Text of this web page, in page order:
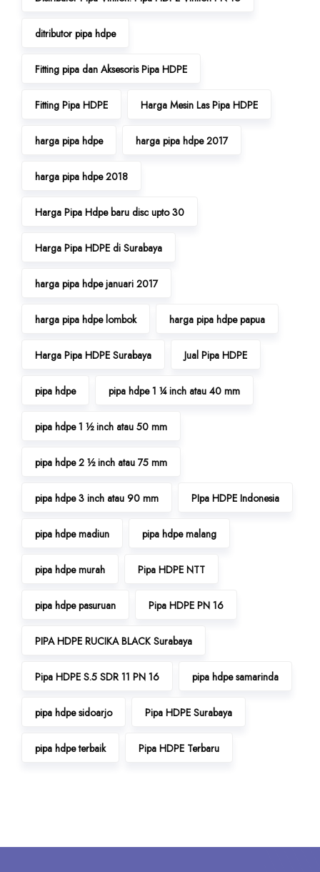
ditributor pipa hdpe
Fitting pipa dan Aksesoris Pipa HDPE
Fitting Pipa HDPE Harga Mesin Las Pipa HDPE
harga pipa hdpe harga pipa hdpe 2017
harga pipa hdpe 2018
Harga Pipa Hdpe baru disc upto 30
Harga Pipa HDPE di Surabaya
harga pipa hdpe januari 2017
harga pipa hdpe lombok harga pipa hdpe papua
Harga Pipa HDPE Surabaya Jual Pipa HDPE
pipa hdpe pipa hdpe 1 ¼ inch atau 40 mm
pipa hdpe 1 ½ inch atau 50 mm
pipa hdpe 2 ½ inch atau 75 mm
pipa hdpe 3 inch atau 90 mm PIpa HDPE Indonesia
pipa hdpe madiun pipa hdpe malang
pipa hdpe murah Pipa HDPE NTT
pipa hdpe pasuruan Pipa HDPE PN 16
PIPA HDPE RUCIKA BLACK Surabaya
Pipa HDPE S.5 SDR 11 PN 16 pipa hdpe samarinda
pipa hdpe sidoarjo Pipa HDPE Surabaya
pipa hdpe terbaik Pipa HDPE Terbaru